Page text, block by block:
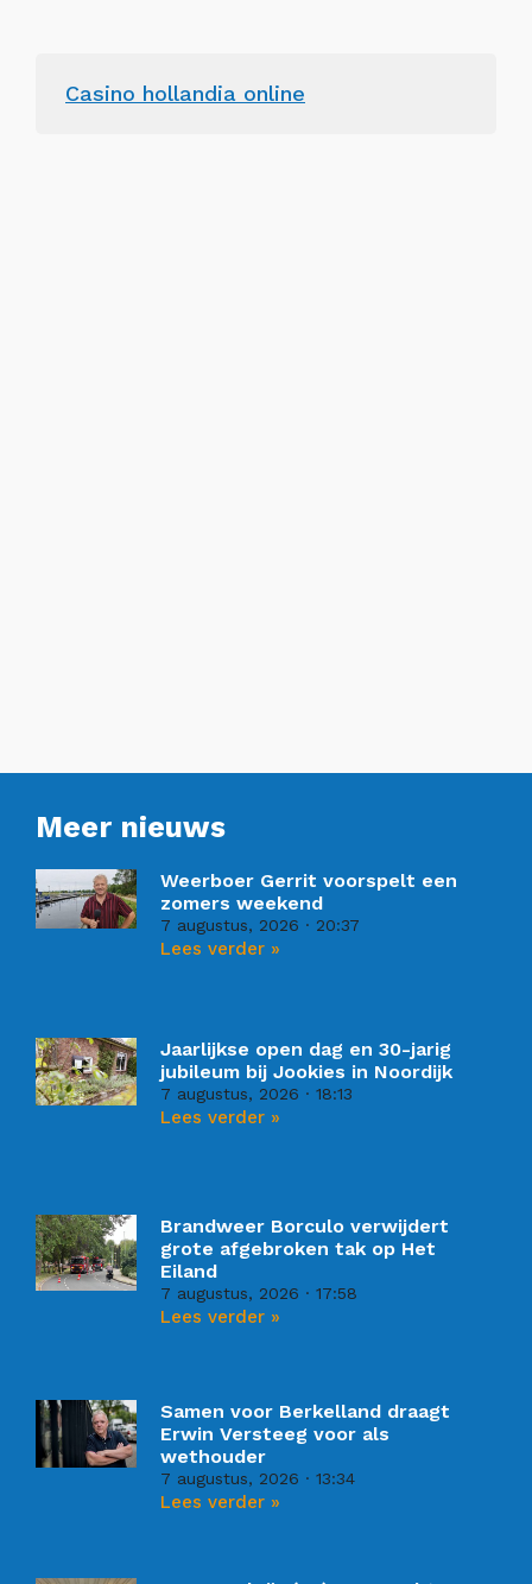
Casino hollandia online
Meer nieuws
Weerboer Gerrit voorspelt een
zomers weekend
7 augustus, 2026 20:37
Lees verder »
Jaarlijkse open dag en 30-jarig
jubileum bij Jookies in Noordijk
7 augustus, 2026 18:13
Lees verder »
Brandweer Borculo verwijdert
grote afgebroken tak op Het
Eiland
7 augustus, 2026 17:58
Lees verder »
Samen voor Berkelland draagt
Erwin Versteeg voor als
wethouder
7 augustus, 2026 13:34
Lees verder »